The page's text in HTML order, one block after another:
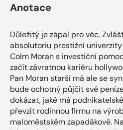
Anotace
Důležitý je zápal pro věc.
absolutoriu prestižní
Colm Moran s investiční
začít závratnou kariéru
Pan Moran starší má ale se
bude ochotný půjčit své
dokázat, jaké má
převzít rodinnou firmu na
maloměstském zapadákově.